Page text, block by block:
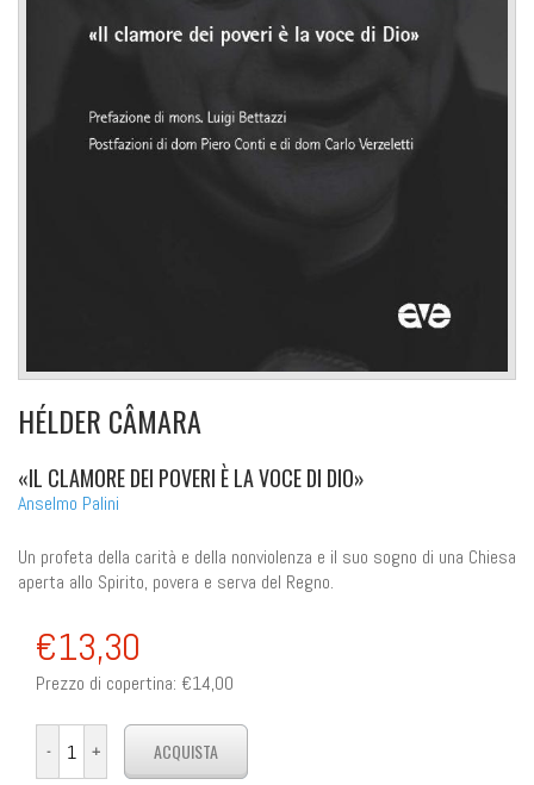
HÉLDER CÂMARA
«IL CLAMORE DEI POVERI È LA VOCE DI DIO»
Anselmo Palini
Un profeta della carità e della nonviolenza e il suo sogno di una Chiesa
aperta allo Spirito, povera e serva del Regno.
€13,30
Prezzo di copertina: €14,00